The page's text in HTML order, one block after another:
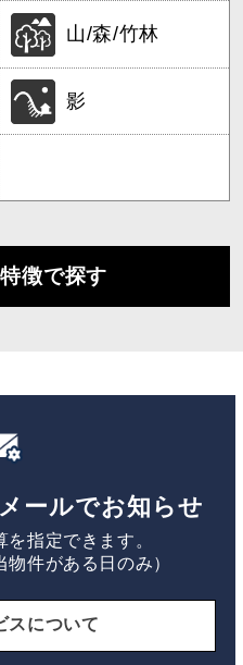
山/森/竹林
影
徴で探す
ールでお知らせ
指定できます。
件がある日のみ）
スについて